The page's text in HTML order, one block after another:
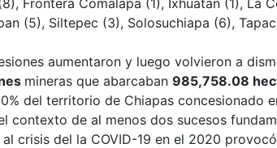
(5), Siltepec (3), Solosuchiapa (6),
aumentaron y luego volvieron a
mineras que abarcaban 985,758.08
del territorio de Chiapas concesionado
contexto de al menos dos sucesos
crisis del la COVID-19 en el 2020